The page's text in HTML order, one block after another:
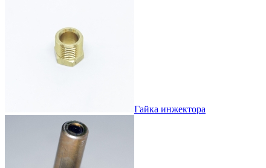
Гайка инжектора